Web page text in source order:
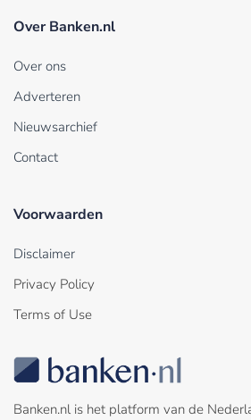
Over Banken.nl
Over ons
Adverteren
Nieuwsarchief
Contact
Voorwaarden
Disclaimer
Privacy Policy
Terms of Use
Banken.nl is het platform van de